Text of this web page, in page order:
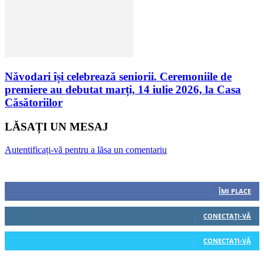
Năvodari își celebrează seniorii. Ceremoniile de
premiere au debutat marți, 14 iulie 2026, la Casa
Căsătoriilor
LĂSAȚI UN MESAJ
Autentificați-vă pentru a lăsa un comentariu
ÎMI PLACE
CONECTAȚI-VĂ
CONECTAȚI-VĂ